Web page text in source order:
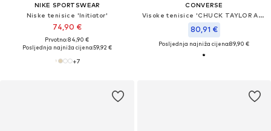
NIKE SPORTSWEAR
Niske tenisice 'Initiator'
74,90 €
Prvotno: 84,90 €
Posljednja najniža cijena:59,92 €
+7
CONVERSE
Visoke tenisice 'CHUCK TAYLOR ALL STAR LIFT PLATFORM WIDE WIDTH'
80,91 €
Posljednja najniža cijena:89,90 €